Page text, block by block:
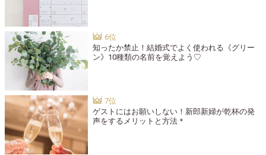
知ったか禁止！結婚式でよく使われる《グリー
ン》10種類の名前を覚えよう♡
ゲストにはお願いしない！新郎新婦が乾杯の発
声をするメリットと方法＊